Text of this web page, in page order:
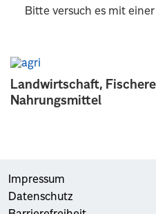
Landwirtschaft,
Nahrungsmittel
Bitte versuch es mit
Impressum
Datenschutz